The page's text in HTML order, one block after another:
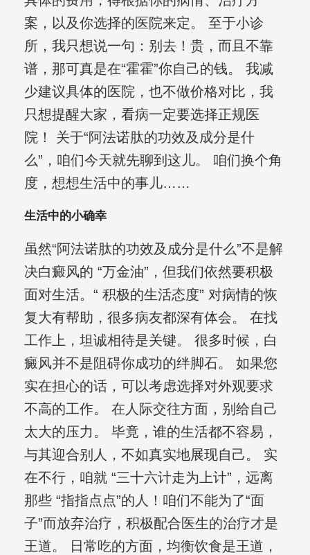
案，以及你选择的医院来定。 至于小诊
所，我只想说一句：别去！贵，而且不靠
谱，那可真是在“霍霍”你自己的钱。 我减
少建议具体的医院，也不做价格对比，我
只想提醒大家，看病一定要选择正规医
院！ 关于“阿法诺肽的功效及成分是什
么”，咱们今天就先聊到这儿。 咱们换个角
度，想想生活中的事儿……
生活中的小确幸
虽然“阿法诺肽的功效及成分是什么”不是解
决白癜风的 “万金油”，但我们依然要积极
面对生活。“ 积极的生活态度” 对病情的恢
复大有帮助，很多病友都深有体会。 在找
工作上，坦诚相待是关键。 很多时候，白
癜风并不是阻碍你成功的绊脚石。 如果您
实在担心的话，可以考虑选择对外观要求
不高的工作。 在人际交往方面，别给自己
太大的压力。 毕竟，谁的生活都不容易，
与其迎合别人，不如真实地展现自己。 实
在不行，咱就 “三十六计走为上计”，远离
那些 “指指点点”的人！咱们不能为了“面
子”而放弃治疗，积极配合医生的治疗才是
王道。 日常吃的方面，均衡饮食是王道，